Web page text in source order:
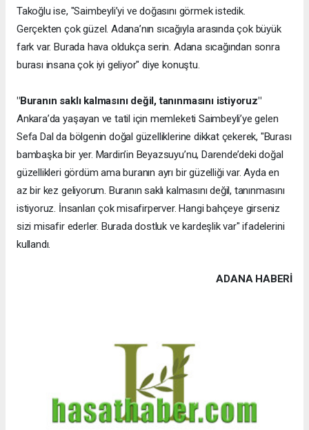
Takoğlu ise, "Saimbeyli’yi ve doğasını görmek istedik.
Gerçekten çok güzel. Adana’nın sıcağıyla arasında çok büyük
fark var. Burada hava oldukça serin. Adana sıcağından sonra
burası insana çok iyi geliyor" diye konuştu.
"Buranın saklı kalmasını değil, tanınmasını istiyoruz"
Ankara’da yaşayan ve tatil için memleketi Saimbeyli’ye gelen
Sefa Dal da bölgenin doğal güzelliklerine dikkat çekerek, "Burası
bambaşka bir yer. Mardin’in Beyazsuyu’nu, Darende’deki doğal
güzellikleri gördüm ama buranın ayrı bir güzelliği var. Ayda en
az bir kez geliyorum. Buranın saklı kalmasını değil, tanınmasını
istiyoruz. İnsanları çok misafirperver. Hangi bahçeye girseniz
sizi misafir ederler. Burada dostluk ve kardeşlik var" ifadelerini
kullandı.
ADANA HABERİ